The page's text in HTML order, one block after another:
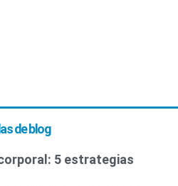
de blog
5 estrategias